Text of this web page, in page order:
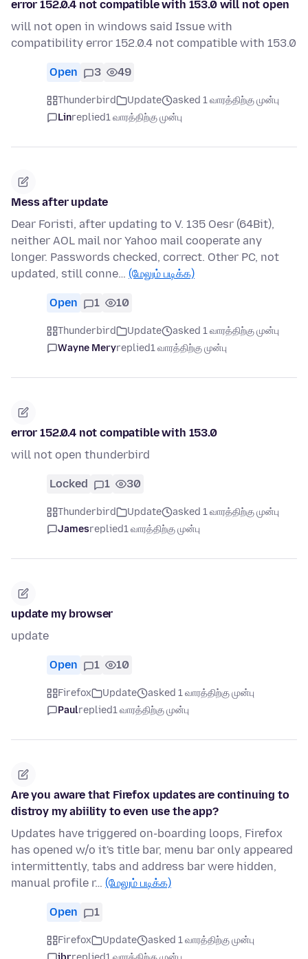
error 152.0.4 not compatible with 153.0 will not open
will not open in windows said Issue with
compatibility error 152.0.4 not compatible with 153.0
Open 3 49
Thunderbird Update
asked 1 வாரத்திற்கு முன்பு
Linreplied1 வாரத்திற்கு முன்பு
Mess after update
Dear Foristi, after updating to V. 135 Oesr (64Bit),
neither AOL mail nor Yahoo mail cooperate any
longer. Passwords checked, correct. Other PC, not
updated, still conne… (மேலும் படிக்க)
Open 1 10
Thunderbird Update
asked 1 வாரத்திற்கு முன்பு
Wayne Meryreplied1 வாரத்திற்கு முன்பு
error 152.0.4 not compatible with 153.0
will not open thunderbird
Locked 1 30
Thunderbird Update
asked 1 வாரத்திற்கு முன்பு
Jamesreplied1 வாரத்திற்கு முன்பு
update my browser
update
Open 1 10
Firefox Update
asked 1 வாரத்திற்கு முன்பு
Paulreplied1 வாரத்திற்கு முன்பு
Are you aware that Firefox updates are continuing to
distroy my abiility to even use the app?
Updates have triggered on-boarding loops, Firefox
has opened w/o it's title bar, menu bar only appeared
intermittently, tabs and address bar were hidden,
manual profile r… (மேலும் படிக்க)
Open 1
Firefox Update
asked 1 வாரத்திற்கு முன்பு